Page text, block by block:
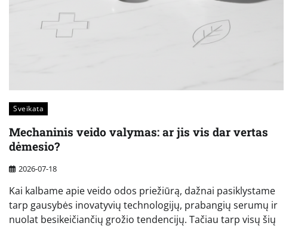
Sveikata
Mechaninis veido valymas: ar jis vis dar vertas
dėmesio?
2026-07-18
Kai kalbame apie veido odos priežiūrą, dažnai pasiklystame
tarp gausybės inovatyvių technologijų, prabangių serumų ir
nuolat besikeičiančių grožio tendencijų. Tačiau tarp visų šių